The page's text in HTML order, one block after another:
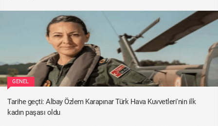
GENEL
Tarihe geçti: Albay Özlem Karapınar Türk Hava Kuvvetleri'nin ilk
kadın paşası oldu